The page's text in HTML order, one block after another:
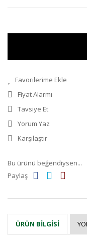
Fiyat Alarmı
Tavsiye Et
Yorum Yaz
Karşılaştır
Bu ürünü beğendiysen...
Paylaş
ÜRÜN BILGISI